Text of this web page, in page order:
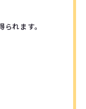
れます。